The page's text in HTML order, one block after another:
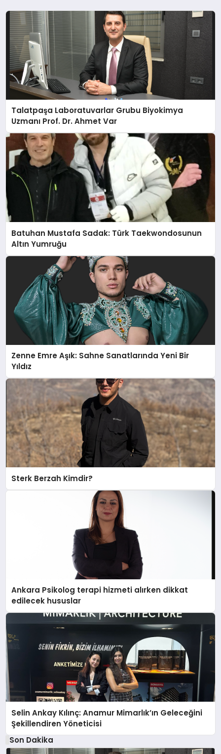
Talatpaşa Laboratuvarlar Grubu Biyokimya
Uzmanı Prof. Dr. Ahmet Var
Batuhan Mustafa Sadak: Türk Taekwondosunun
Altın Yumruğu
Zenne Emre Aşık: Sahne Sanatlarında Yeni Bir
Yıldız
Sterk Berzah Kimdir?
Ankara Psikolog terapi hizmeti alırken dikkat
edilecek hususlar
Selin Ankay Kılınç: Anamur Mimarlık’ın Geleceğini
Şekillendiren Yöneticisi
Son Dakika